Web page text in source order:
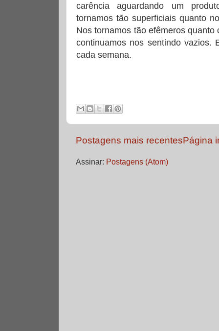
carência aguardando um
tornamos tão superficiais quanto
Nos tornamos tão efêmeros
continuamos nos sentindo vazios.
cada semana.
Postagens mais recentesPágina
Assinar: Postagens (Atom)